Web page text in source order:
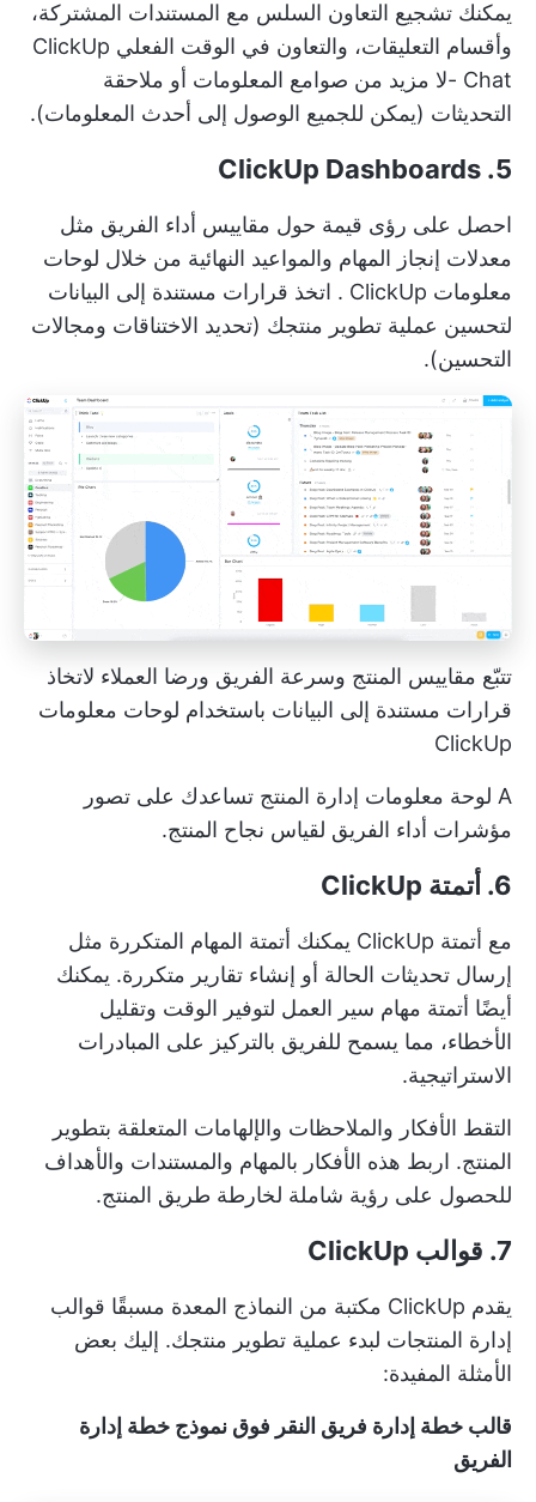
يمكنك تشجيع التعاون السلس مع المستندات المشتركة،
وأقسام التعليقات، والتعاون في الوقت الفعلي ClickUp
Chat -لا مزيد من صوامع المعلومات أو ملاحقة
التحديثات (يمكن للجميع الوصول إلى أحدث المعلومات).
5. ClickUp Dashboards
احصل على رؤى قيمة حول مقاييس أداء الفريق مثل
معدلات إنجاز المهام والمواعيد النهائية من خلال لوحات
معلومات ClickUp
. اتخذ قرارات مستندة إلى البيانات
لتحسين عملية تطوير منتجك (تحديد الاختناقات ومجالات
التحسين).
تتبّع مقاييس المنتج وسرعة الفريق ورضا العملاء لاتخاذ
قرارات مستندة إلى البيانات باستخدام لوحات معلومات
ClickUp
A لوحة معلومات إدارة المنتج تساعدك على تصور
مؤشرات أداء الفريق لقياس نجاح المنتج.
6. أتمتة ClickUp
مع أتمتة ClickUp
يمكنك أتمتة المهام المتكررة مثل
إرسال تحديثات الحالة أو إنشاء تقارير متكررة. يمكنك
أيضًا أتمتة مهام سير العمل لتوفير الوقت وتقليل
الأخطاء، مما يسمح للفريق بالتركيز على المبادرات
الاستراتيجية.
التقط الأفكار والملاحظات والإلهامات المتعلقة بتطوير
المنتج. اربط هذه الأفكار بالمهام والمستندات والأهداف
للحصول على رؤية شاملة لخارطة طريق المنتج.
7. قوالب ClickUp
يقدم ClickUp مكتبة من النماذج المعدة مسبقًا
قوالب
إدارة المنتجات لبدء عملية تطوير منتجك. إليك بعض
الأمثلة المفيدة:
قالب خطة إدارة فريق النقر فوق نموذج خطة إدارة
الفريق